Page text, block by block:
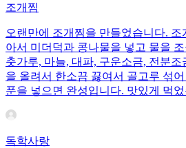
조개찜
오랜만에 조개찜을 만들었습니다.
아서 미더덕과 콩나물을 넣고 물을
춧가루, 마늘, 대파, 구운소금, 전분
을 올려서 한소끔 끓여서 골고루 섞
푼을 넣으면 완성입니다. 맛있게 먹
독학사랑